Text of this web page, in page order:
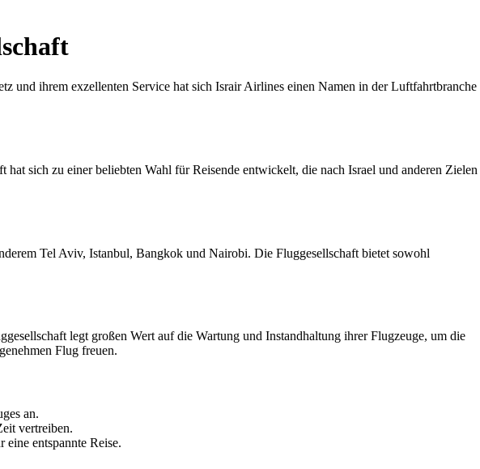
und ihrem exzellenten Service hat sich Israir Airlines einen Namen in der Luftfahrtbranche
sich zu einer beliebten Wahl für Reisende entwickelt, die nach Israel und anderen Zielen
Tel Aviv, Istanbul, Bangkok und Nairobi. Die Fluggesellschaft bietet sowohl
legt großen Wert auf die Wartung und Instandhaltung ihrer Flugzeuge, um die
Flug freuen.
an.
vertreiben.
entspannte Reise.